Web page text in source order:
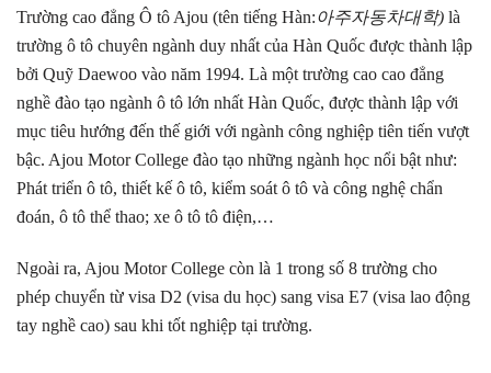
Trường cao đẳng Ô tô Ajou (tên tiếng Hàn:아주자동차대학) là
trường ô tô chuyên ngành duy nhất của Hàn Quốc được thành lập
bởi Quỹ Daewoo vào năm 1994. Là một trường cao cao đẳng
nghề đào tạo ngành ô tô lớn nhất Hàn Quốc, được thành lập với
mục tiêu hướng đến thế giới với ngành công nghiệp tiên tiến vượt
bậc. Ajou Motor College đào tạo những ngành học nổi bật như:
Phát triển ô tô, thiết kế ô tô, kiểm soát ô tô và công nghệ chẩn
đoán, ô tô thể thao; xe ô tô tô điện,…
Ngoài ra, Ajou Motor College còn là 1 trong số 8 trường cho
phép chuyển từ visa D2 (visa du học) sang visa E7 (visa lao động
tay nghề cao) sau khi tốt nghiệp tại trường.